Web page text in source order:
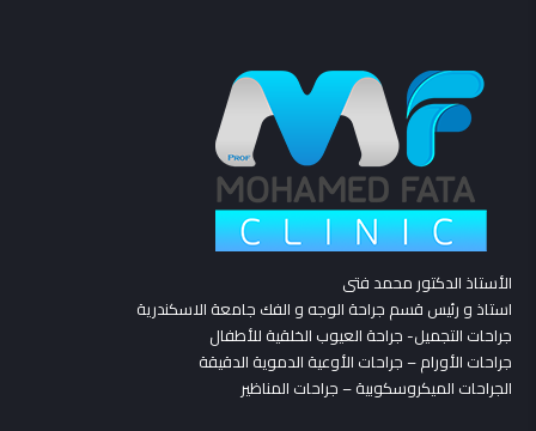
الأستاذ الدكتور محمد فتى
استاذ و رئيس قسم جراحة الوجه و الفك جامعة الاسكندرية
جراحات التجميل- جراحة العيوب الخلقية للأطفال
جراحات الأورام – جراحات الأوعية الدموية الدقيقة
الجراحات الميكروسكوبية – جراحات المناظير